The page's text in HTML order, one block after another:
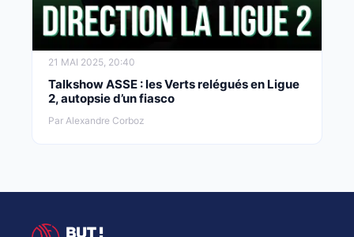
21 MAI 2025, 20:40
Talkshow ASSE : les Verts relégués en Ligue
2, autopsie d’un fiasco
Par Alexandre Corboz